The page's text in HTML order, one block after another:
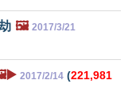
🖼️ 2017/3/21
2017/2/14 (221,981